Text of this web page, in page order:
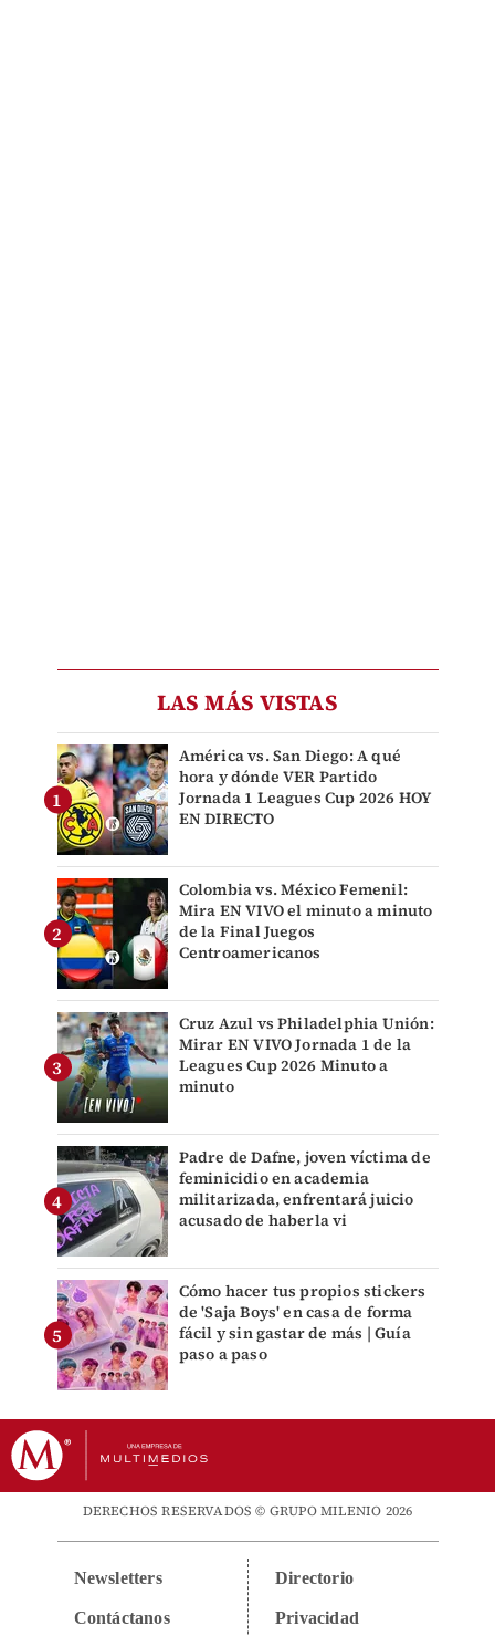
LAS MÁS VISTAS
América vs. San Diego: A qué
hora y dónde VER Partido
Jornada 1 Leagues Cup 2026 HOY
EN DIRECTO
Colombia vs. México Femenil:
Mira EN VIVO el minuto a minuto
de la Final Juegos
Centroamericanos
Cruz Azul vs Philadelphia Unión:
Mirar EN VIVO Jornada 1 de la
Leagues Cup 2026 Minuto a
minuto
Padre de Dafne, joven víctima de
feminicidio en academia
militarizada, enfrentará juicio
acusado de haberla vi
Cómo hacer tus propios stickers
de 'Saja Boys' en casa de forma
fácil y sin gastar de más | Guía
paso a paso
DERECHOS RESERVADOS © GRUPO MILENIO 2026
Newsletters
Contáctanos
Directorio
Privacidad